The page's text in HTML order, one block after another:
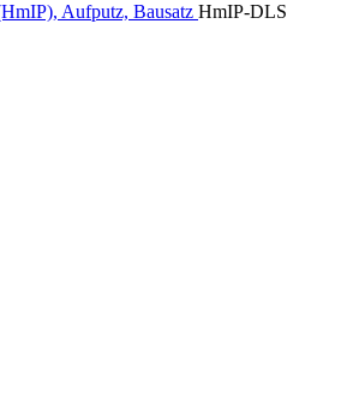
Aufputz, Bausatz HmIP-DLS